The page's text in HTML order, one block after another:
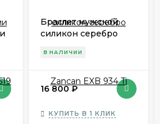
Браслет мужской
силикон серебро
В НАЛИЧИИ
16 800₽
КУПИТЬ В 1 КЛИК